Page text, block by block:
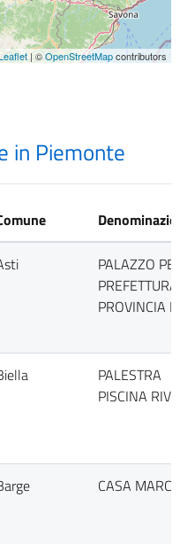
| ©OpenStreetMapcontributors
in Piemonte
PALAZZO
PROVINCIA
PALESTRA
PISCINA
CASA